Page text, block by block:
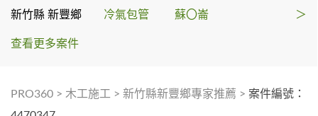
新竹縣 新豐鄉 冷氣包管 蘇〇崙 ＞
查看更多案件
PRO360 > 木工施工 > 新竹縣新豐鄉專家推薦 > 案件編號：